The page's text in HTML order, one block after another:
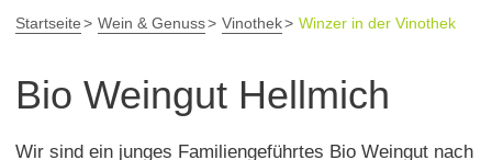
Startseite Wein & Genuss Vinothek Winzer in der Vinothek
Bio Weingut Hellmich
Wir sind ein junges Familiengeführtes Bio Weingut nach